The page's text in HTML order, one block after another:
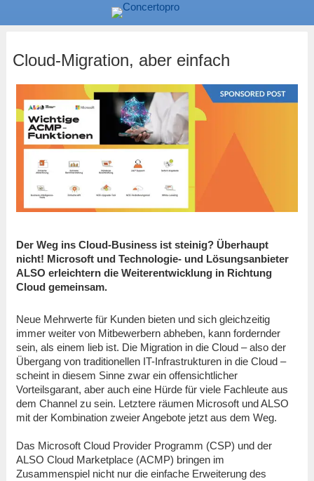
Cloud-Migration, aber einfach
Der Weg ins Cloud-Business ist steinig? Überhaupt
nicht! Microsoft und Technologie- und Lösungsanbieter
ALSO erleichtern die Weiterentwicklung in Richtung
Cloud gemeinsam.
Neue Mehrwerte für Kunden bieten und sich gleichzeitig
immer weiter von Mitbewerbern abheben, kann fordernder
sein, als einem lieb ist. Die Migration in die Cloud – also der
Übergang von traditionellen IT-Infrastrukturen in die Cloud –
scheint in diesem Sinne zwar ein offensichtlicher
Vorteilsgarant, aber auch eine Hürde für viele Fachleute aus
dem Channel zu sein. Letztere räumen Microsoft und ALSO
mit der Kombination zweier Angebote jetzt aus dem Weg.
Das Microsoft Cloud Provider Programm (CSP) und der
ALSO Cloud Marketplace (ACMP) bringen im
Zusammenspiel nicht nur die einfache Erweiterung des